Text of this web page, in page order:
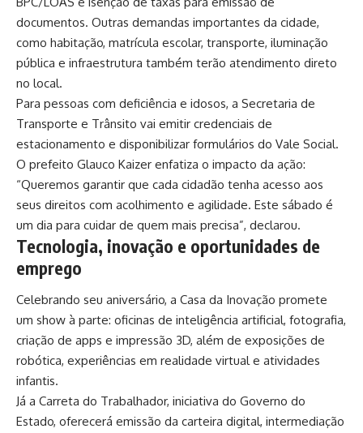
documentos. Outras demandas importantes da cidade,
como habitação, matrícula escolar, transporte, iluminação
pública e infraestrutura também terão atendimento direto
no local.
Para pessoas com deficiência e idosos, a Secretaria de
Transporte e Trânsito vai emitir credenciais de
estacionamento e disponibilizar formulários do Vale Social.
O prefeito Glauco Kaizer enfatiza o impacto da ação:
“Queremos garantir que cada cidadão tenha acesso aos
seus direitos com acolhimento e agilidade. Este sábado é
um dia para cuidar de quem mais precisa”, declarou.
Tecnologia, inovação e oportunidades de
emprego
Celebrando seu aniversário, a Casa da Inovação promete
um show à parte: oficinas de inteligência artificial, fotografia,
criação de apps e impressão 3D, além de exposições de
robótica, experiências em realidade virtual e atividades
infantis.
Já a Carreta do Trabalhador, iniciativa do Governo do
Estado, oferecerá emissão da carteira digital, intermediação